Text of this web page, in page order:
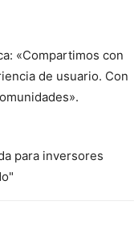
«Compartimos con
de usuario. Con
para inversores